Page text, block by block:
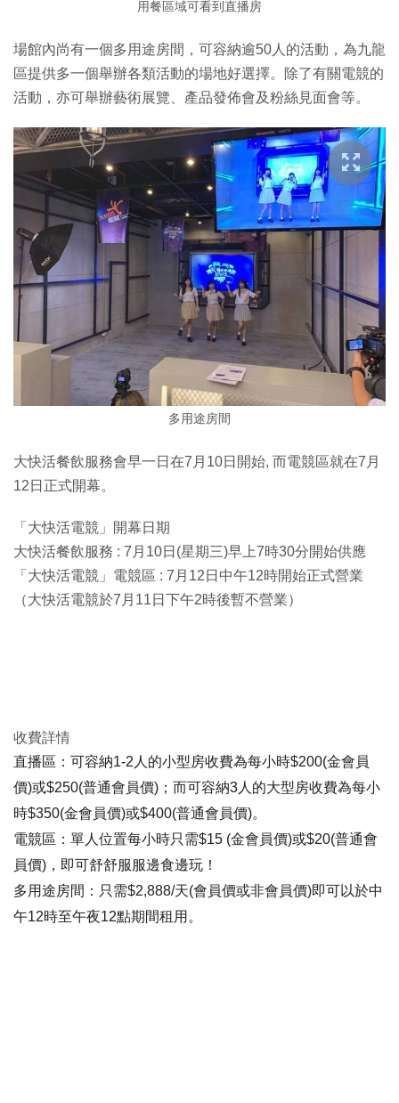
用餐區域可看到直播房
場館內尚有一個多用途房間，可容納逾50人的活動，為九龍
區提供多一個舉辦各類活動的場地好選擇。除了有關電競的
活動，亦可舉辦藝術展覽、產品發佈會及粉絲見面會等。
多用途房間
大快活餐飲服務會早一日在7月10日開始, 而電競區就在7月
12日正式開幕。
「大快活電競」開幕日期
大快活餐飲服務 : 7月10日(星期三)早上7時30分開始供應
「大快活電競」電競區 : 7月12日中午12時開始正式營業
（大快活電競於7月11日下午2時後暫不營業）
收費詳情
直播區 ：可容納1-2 人的小型房收費為每小時$200(金會員
價)或$250(普通會員價) ；而可容納3人的大型房收費為每小
時$350(金會員價)或$400(普通會員價)。
電競區： 單人位置每小時只需$15 (金會員價)或$20(普通會
員價) ，即可舒舒服服邊食邊玩！
多用途房間 ：只需$2,888/天(會員價或非會員價)即可以於中
午12時至午夜12點期間租用。